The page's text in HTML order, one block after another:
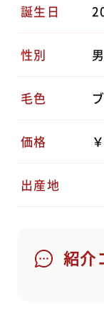
誕生日
性別
毛色
価格
出産地
紹介